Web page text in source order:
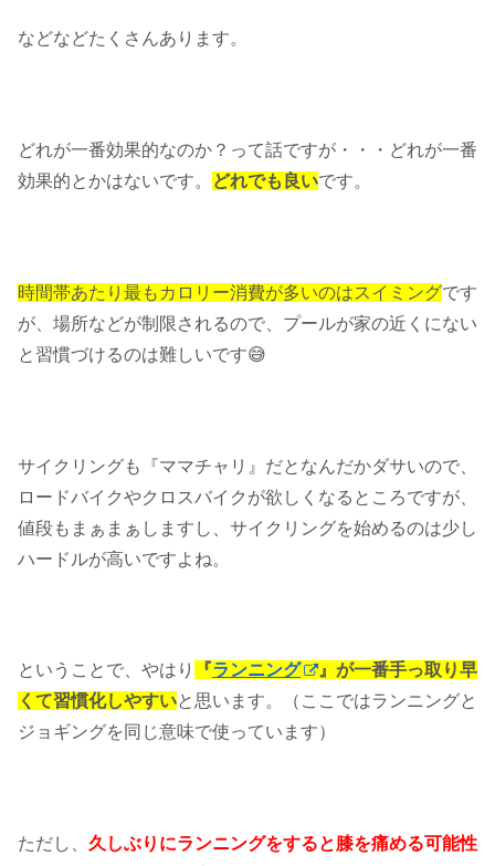
などなどたくさんあります。
どれが一番効果的なのか？って話ですが・・・どれが一番
効果的とかはないです。
どれでも良いです。
時間帯あたり最もカロリー消費が多いのはスイミングです
が、場所などが制限されるので、プールが家の近くにない
と習慣づけるのは難しいです😅
サイクリングも『ママチャリ』だとなんだかダサいので、
ロードバイクやクロスバイクが欲しくなるところですが、
値段もまぁまぁしますし、サイクリングを始めるのは少し
ハードルが高いですよね。
ということで、やはり 『ランニング
』が一番手っ取り早
くて習慣化しやすいと思います。（ここではランニングと
ジョギングを同じ意味で使っています）
ただし、 久しぶりにランニングをすると膝を痛める可能性